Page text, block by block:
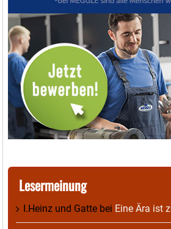
Lesermeinung
I.Heinz und Gatte bei Eine Ära ist